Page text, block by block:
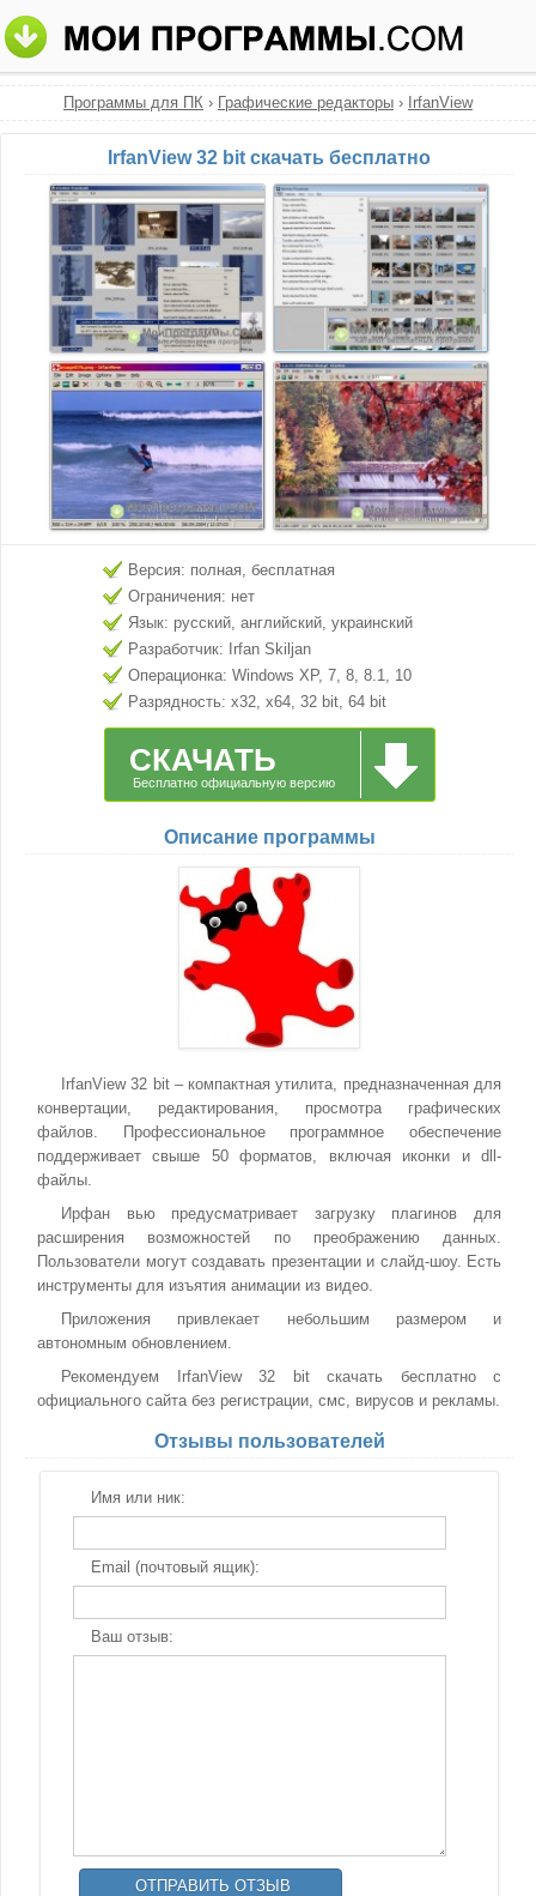
Программы для ПК › Графические редакторы › IrfanView
IrfanView 32 bit скачать бесплатно
Версия: полная, бесплатная
Ограничения: нет
Язык: русский, английский, украинский
Разработчик: Irfan Skiljan
Операционка: Windows XP, 7, 8, 8.1, 10
Разрядность: x32, x64, 32 bit, 64 bit
СКАЧАТЬ
Бесплатно официальную версию
Описание программы
IrfanView 32 bit – компактная утилита, предназначенная для
конвертации, редактирования, просмотра графических
файлов. Профессиональное программное обеспечение
поддерживает свыше 50 форматов, включая иконки и dll-
файлы.
Ирфан вью предусматривает загрузку плагинов для
расширения возможностей по преображению данных.
Пользователи могут создавать презентации и слайд-шоу. Есть
инструменты для изъятия анимации из видео.
Приложения привлекает небольшим размером и
автономным обновлением.
Рекомендуем IrfanView 32 bit скачать бесплатно с
официального сайта без регистрации, смс, вирусов и рекламы.
Отзывы пользователей
Имя или ник:
Email (почтовый ящик):
Ваш отзыв: